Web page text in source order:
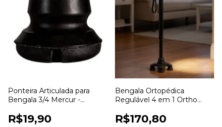
Ponteira Articulada para
Bengala 3/4 Mercur -
R$19,90
Bengala Ortopédica
Regulável 4 em 1 Ortho
R$170,80